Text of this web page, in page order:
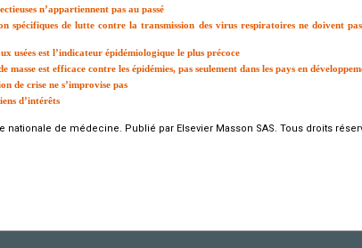
n’appartiennent pas au passé
spécifiques de lutte contre la transmission des virus respiratoires ne doivent
usées est l’indicateur épidémiologique le plus précoce
masse est efficace contre les épidémies, pas seulement dans les pays en
de crise ne s’improvise pas
d’intérêts
nationale de médecine. Publié par Elsevier Masson SAS. Tous droits